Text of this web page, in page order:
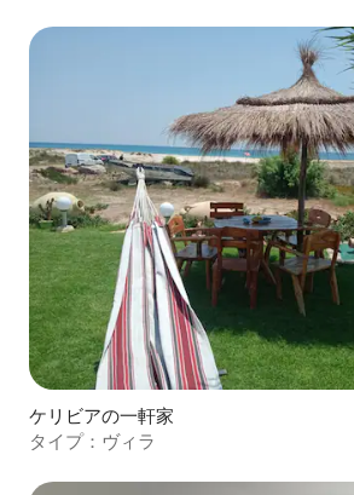
ケリビアの一軒家
タイプ：ヴィラ